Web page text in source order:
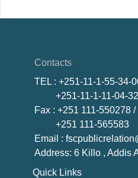
Contacts
TEL : +251-11-1-55-34-
+251-11-1-11-04-32
Fax : +251 111-550278 /
+251 111-565583
Email :
Address: 6 Killo , Addis
Quick Links